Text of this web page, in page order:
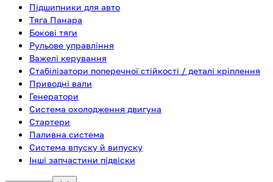
Підшипники для авто
Тяга Панара
Бокові тяги
Рульове управління
Важелі керування
Стабілізатори поперечної стійкості / деталі кріплення
Приводні вали
Генератори
Система охолодження двигуна
Стартери
Паливна система
Система впуску й випуску
Інші запчастини підвіски